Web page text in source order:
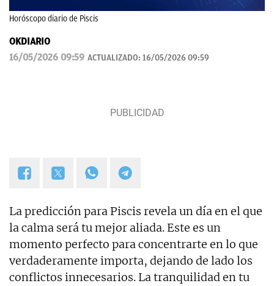
Horóscopo diario de Piscis
OKDIARIO
16/05/2026 09:59 ACTUALIZADO: 16/05/2026 09:59
La predicción para Piscis revela un día en el que
la calma será tu mejor aliada. Este es un
momento perfecto para concentrarte en lo que
verdaderamente importa, dejando de lado los
conflictos innecesarios. La tranquilidad en tu